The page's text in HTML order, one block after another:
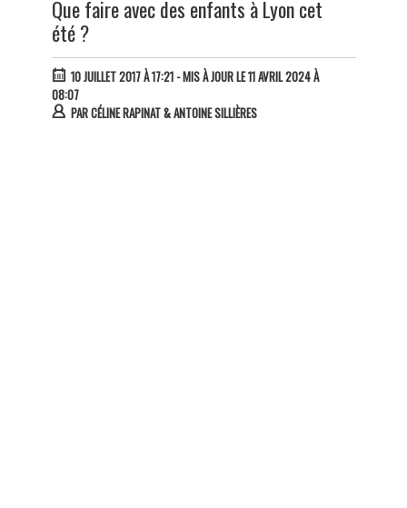
Que faire avec des enfants à Lyon cet
été ?
10 JUILLET 2017 À 17:21- MIS À JOUR LE 11 AVRIL 2024 À
08:07
PARCÉLINE RAPINAT & ANTOINE SILLIÈRES